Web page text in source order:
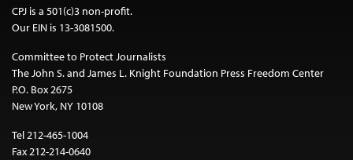
CPJ is a 501(c)3 non-profit.
Our EIN is 13-3081500.
Committee to Protect Journalists
The John S. and James L. Knight Foundation Press Freedom Center
P.O. Box 2675
New York, NY 10108
Tel 212-465-1004
Fax 212-214-0640